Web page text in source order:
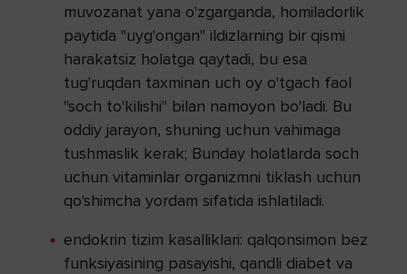
muvozanat yana o'zgarganda, homiladorlik
paytida "uyg'ongan" ildizlarning bir qismi
harakatsiz holatga qaytadi, bu esa
tug'ruqdan taxminan uch oy o'tgach faol
"soch to'kilishi" bilan namoyon bo'ladi. Bu
oddiy jarayon, shuning uchun vahimaga
tushmaslik kerak; Bunday holatlarda soch
uchun vitaminlar organizmni tiklash uchun
qo'shimcha yordam sifatida ishlatiladi.
endokrin tizim kasalliklari: qalqonsimon bez
funksiyasining pasayishi, qandli diabet va